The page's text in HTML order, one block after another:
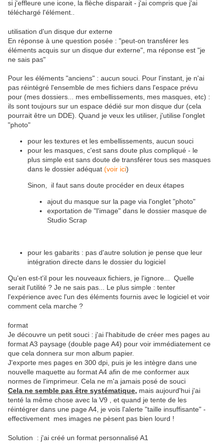
si j'effleure une icone, la flèche disparait - j'ai compris que j'ai
téléchargé l'élément..
utilisation d'un disque dur externe
En réponse à une question posée : "peut-on transférer les
éléments acquis sur un disque dur externe", ma réponse est "je
ne sais pas"
Pour les éléments "anciens" : aucun souci. Pour l'instant, je n'ai
pas réintégré l'ensemble de mes fichiers dans l'espace prévu
pour (mes dossiers... mes embellissements, mes masques, etc) :
ils sont toujours sur un espace dédié sur mon disque dur (cela
pourrait être un DDE). Quand je veux les utiliser, j'utilise l'onglet
"photo"
pour les textures et les embellissements, aucun souci
pour les masques, c'est sans doute plus compliqué - le
plus simple est sans doute de transférer tous ses masques
dans le dossier adéquat (voir ici)
Sinon, il faut sans doute procéder en deux étapes
ajout du masque sur la page via l'onglet "photo"
exportation de "l'image" dans le dossier masque de
Studio Scrap
pour les gabarits : pas d'autre solution je pense que leur
intégration directe dans le dossier du logiciel
Qu'en est-t'il pour les nouveaux fichiers, je l'ignore... Quelle
serait l'utilité ? Je ne sais pas... Le plus simple : tenter
l'expérience avec l'un des éléments fournis avec le logiciel et voir
comment cela marche ?
format
Je découvre un petit souci : j'ai l'habitude de créer mes pages au
format A3 paysage (double page A4) pour voir immédiatement ce
que cela donnera sur mon album papier.
J'exporte mes pages en 300 dpi, puis je les intègre dans une
nouvelle maquette au format A4 afin de me conformer aux
normes de l'imprimeur. Cela ne m'a jamais posé de souci
Cela ne semble pas être systématique, mais aujourd'hui j'ai
tenté la même chose avec la V9 , et quand je tente de les
réintégrer dans une page A4, je vois l'alerte "taille insuffisante" -
effectivement mes images ne pèsent pas bien lourd !
Solution : j'ai créé un format personnalisé A1